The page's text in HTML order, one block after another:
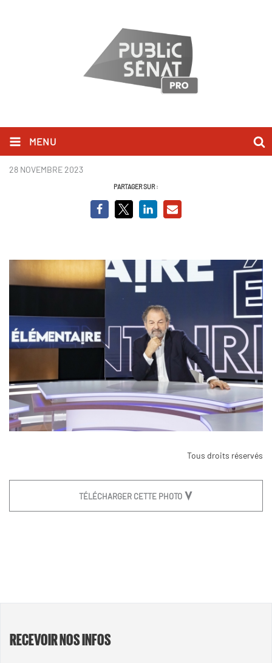
MENU
élémentaire.jpg
28 NOVEMBRE 2023
PARTAGER SUR :
Tous droits réservés
TÉLÉCHARGER CETTE PHOTO
RECEVOIR NOS INFOS